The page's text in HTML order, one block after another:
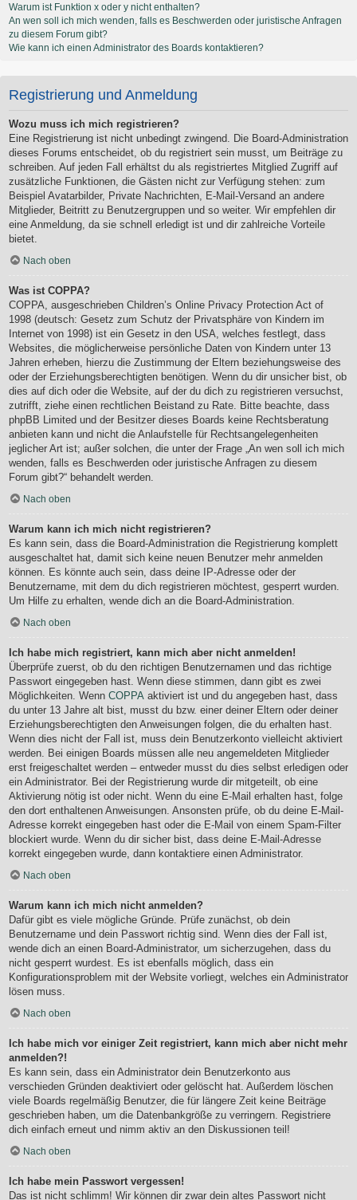
Warum ist Funktion x oder y nicht enthalten?
An wen soll ich mich wenden, falls es Beschwerden oder juristische Anfragen
zu diesem Forum gibt?
Wie kann ich einen Administrator des Boards kontaktieren?
Registrierung und Anmeldung
Wozu muss ich mich registrieren?
Eine Registrierung ist nicht unbedingt zwingend. Die Board-Administration
dieses Forums entscheidet, ob du registriert sein musst, um Beiträge zu
schreiben. Auf jeden Fall erhältst du als registriertes Mitglied Zugriff auf
zusätzliche Funktionen, die Gästen nicht zur Verfügung stehen: zum
Beispiel Avatarbilder, Private Nachrichten, E-Mail-Versand an andere
Mitglieder, Beitritt zu Benutzergruppen und so weiter. Wir empfehlen dir
eine Anmeldung, da sie schnell erledigt ist und dir zahlreiche Vorteile
bietet.
Nach oben
Was ist COPPA?
COPPA, ausgeschrieben Children’s Online Privacy Protection Act of
1998 (deutsch: Gesetz zum Schutz der Privatsphäre von Kindern im
Internet von 1998) ist ein Gesetz in den USA, welches festlegt, dass
Websites, die möglicherweise persönliche Daten von Kindern unter 13
Jahren erheben, hierzu die Zustimmung der Eltern beziehungsweise des
oder der Erziehungsberechtigten benötigen. Wenn du dir unsicher bist, ob
dies auf dich oder die Website, auf der du dich zu registrieren versuchst,
zutrifft, ziehe einen rechtlichen Beistand zu Rate. Bitte beachte, dass
phpBB Limited und der Besitzer dieses Boards keine Rechtsberatung
anbieten kann und nicht die Anlaufstelle für Rechtsangelegenheiten
jeglicher Art ist; außer solchen, die unter der Frage „An wen soll ich mich
wenden, falls es Beschwerden oder juristische Anfragen zu diesem
Forum gibt?“ behandelt werden.
Nach oben
Warum kann ich mich nicht registrieren?
Es kann sein, dass die Board-Administration die Registrierung komplett
ausgeschaltet hat, damit sich keine neuen Benutzer mehr anmelden
können. Es könnte auch sein, dass deine IP-Adresse oder der
Benutzername, mit dem du dich registrieren möchtest, gesperrt wurden.
Um Hilfe zu erhalten, wende dich an die Board-Administration.
Nach oben
Ich habe mich registriert, kann mich aber nicht anmelden!
Überprüfe zuerst, ob du den richtigen Benutzernamen und das richtige
Passwort eingegeben hast. Wenn diese stimmen, dann gibt es zwei
Möglichkeiten. Wenn COPPA aktiviert ist und du angegeben hast, dass
du unter 13 Jahre alt bist, musst du bzw. einer deiner Eltern oder deiner
Erziehungsberechtigten den Anweisungen folgen, die du erhalten hast.
Wenn dies nicht der Fall ist, muss dein Benutzerkonto vielleicht aktiviert
werden. Bei einigen Boards müssen alle neu angemeldeten Mitglieder
erst freigeschaltet werden – entweder musst du dies selbst erledigen oder
ein Administrator. Bei der Registrierung wurde dir mitgeteilt, ob eine
Aktivierung nötig ist oder nicht. Wenn du eine E-Mail erhalten hast, folge
den dort enthaltenen Anweisungen. Ansonsten prüfe, ob du deine E-Mail-
Adresse korrekt eingegeben hast oder die E-Mail von einem Spam-Filter
blockiert wurde. Wenn du dir sicher bist, dass deine E-Mail-Adresse
korrekt eingegeben wurde, dann kontaktiere einen Administrator.
Nach oben
Warum kann ich mich nicht anmelden?
Dafür gibt es viele mögliche Gründe. Prüfe zunächst, ob dein
Benutzername und dein Passwort richtig sind. Wenn dies der Fall ist,
wende dich an einen Board-Administrator, um sicherzugehen, dass du
nicht gesperrt wurdest. Es ist ebenfalls möglich, dass ein
Konfigurationsproblem mit der Website vorliegt, welches ein Administrator
lösen muss.
Nach oben
Ich habe mich vor einiger Zeit registriert, kann mich aber nicht mehr
anmelden?!
Es kann sein, dass ein Administrator dein Benutzerkonto aus
verschieden Gründen deaktiviert oder gelöscht hat. Außerdem löschen
viele Boards regelmäßig Benutzer, die für längere Zeit keine Beiträge
geschrieben haben, um die Datenbankgröße zu verringern. Registriere
dich einfach erneut und nimm aktiv an den Diskussionen teil!
Nach oben
Ich habe mein Passwort vergessen!
Das ist nicht schlimm! Wir können dir zwar dein altes Passwort nicht